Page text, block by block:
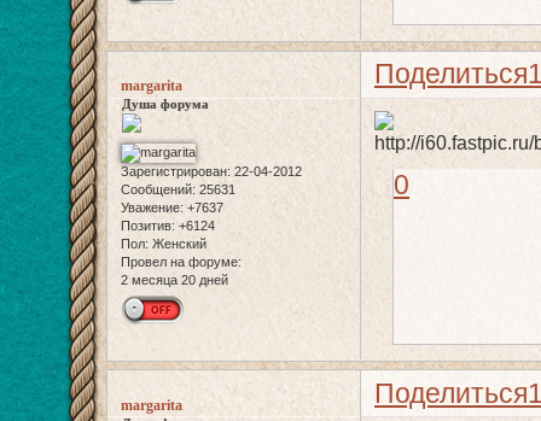
Поделиться
margarita
Душа форума
Зарегистрирован: 22-04-2012
Сообщений: 25631
Уважение: +7637
Позитив: +6124
Пол: Женский
Провел на форуме:
2 месяца 20 дней
0
Поделиться
margarita